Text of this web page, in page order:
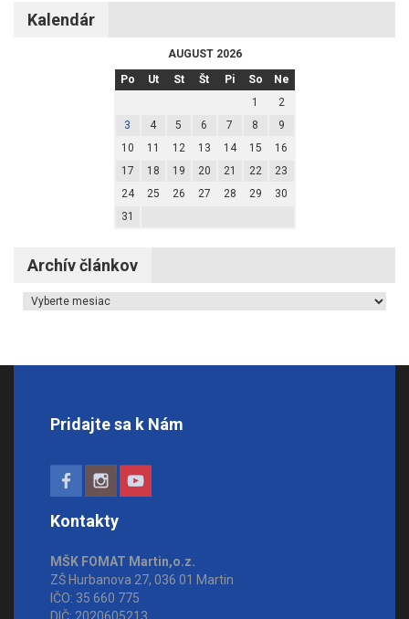
Kalendár
AUGUST 2026
Po
Ut St Št Pi So
Ne
1
2
3
4 5 6 7 8
9
10
11 12 13 14 15
16
17
18 19 20 21 22
23
24
25 26 27 28 29
30
31
Archív článkov
Archív článkov
Pridajte sa k Nám
Kontakty
MŠK FOMAT Martin,o.z.
ZŠ Hurbanova 27, 036 01 Martin
IČO: 35 660 775